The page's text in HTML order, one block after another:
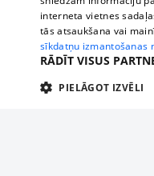
interneta vietnes
tās atsaukšana vai
sīkdatņu izmantošanas
RĀDĪT VISUS
PIELĀGOT IZVĒLI